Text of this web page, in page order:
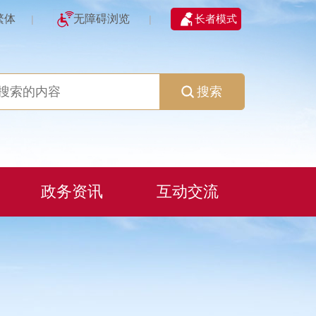
体 | 无障碍浏览 | 长者模式
搜索
政务资讯 互动交流